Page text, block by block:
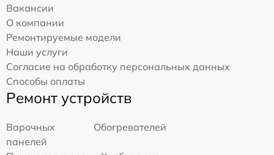
Вакансии
О компании
Ремонтируемые модели
Наши услуги
Согласие на обработку персональных данных
Способы оплаты
Ремонт устройств
Варочных
панелей
Обогревателей